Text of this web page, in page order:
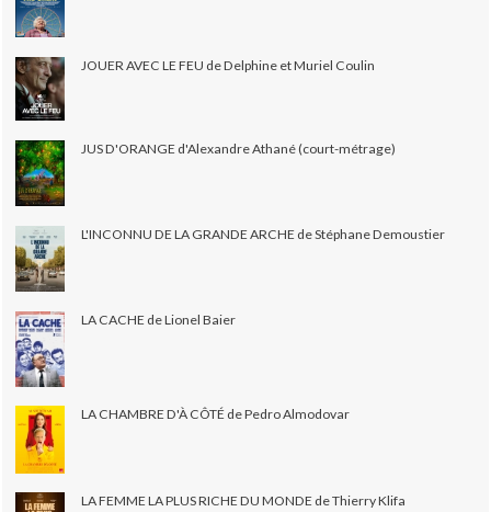
JOUER AVEC LE FEU de Delphine et Muriel Coulin
JUS D'ORANGE d'Alexandre Athané (court-métrage)
L'INCONNU DE LA GRANDE ARCHE de Stéphane Demoustier
LA CACHE de Lionel Baier
LA CHAMBRE D'À CÔTÉ de Pedro Almodovar
LA FEMME LA PLUS RICHE DU MONDE de Thierry Klifa